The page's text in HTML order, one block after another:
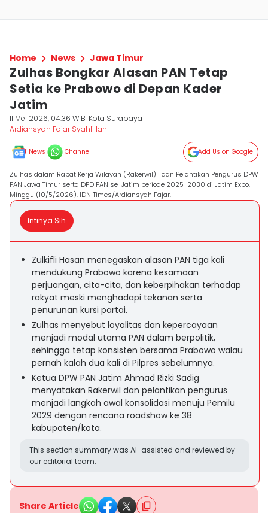
Home News Jawa Timur
Zulhas Bongkar Alasan PAN Tetap
Setia ke Prabowo di Depan Kader
Jatim
11 Mei 2026, 04:36 WIB Kota Surabaya
Ardiansyah Fajar Syahlillah
News Channel Add Us on Google
Zulhas dalam Rapat Kerja Wilayah (Rakerwil) I dan Pelantikan Pengurus DPW
PAN Jawa Timur serta DPD PAN se-Jatim periode 2025-2030 di Jatim Expo,
Minggu (10/5/2026). IDN Times/Ardiansyah Fajar.
Intinya Sih
Zulkifli Hasan menegaskan alasan PAN tiga kali
mendukung Prabowo karena kesamaan
perjuangan, cita-cita, dan keberpihakan terhadap
rakyat meski menghadapi tekanan serta
penurunan kursi partai.
Zulhas menyebut loyalitas dan kepercayaan
menjadi modal utama PAN dalam berpolitik,
sehingga tetap konsisten bersama Prabowo walau
pernah kalah dua kali di Pilpres sebelumnya.
Ketua DPW PAN Jatim Ahmad Rizki Sadig
menyatakan Rakerwil dan pelantikan pengurus
menjadi langkah awal konsolidasi menuju Pemilu
2029 dengan rencana roadshow ke 38
kabupaten/kota.
This section summary was AI-assisted and reviewed by
our editorial team.
Share Article